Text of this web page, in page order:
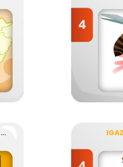
HÍRESEN HÍRES HÍRESSÉGEK